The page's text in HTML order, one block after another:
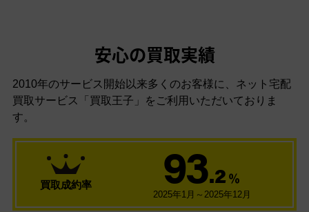
安心の買取実績
2010年のサービス開始以来多くのお客様に、 ネット宅配
買取サービス「買取王子」をご利用いただいておりま
す。
買取成約率 93.2 ％
2025年1月～2025年12月